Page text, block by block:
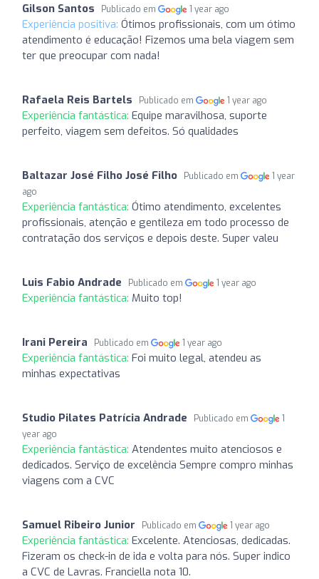
Gilson Santos Publicado em 1 year ago
Experiência positiva: Ótimos profissionais, com um ótimo
atendimento é educação! Fizemos uma bela viagem sem
ter que preocupar com nada!
Rafaela Reis Bartels Publicado em 1 year ago
Experiência fantástica: Equipe maravilhosa, suporte
perfeito, viagem sem defeitos. Só qualidades
Baltazar José Filho José Filho Publicado em
1 year
ago
Experiência fantástica: Ótimo atendimento, excelentes
profissionais, atenção e gentileza em todo processo de
contratação dos serviços e depois deste. Super valeu
Luis Fabio Andrade Publicado em 1 year ago
Experiência fantástica: Muito top!
Irani Pereira Publicado em 1 year ago
Experiência fantástica: Foi muito legal, atendeu as
minhas expectativas
Studio Pilates Patrícia Andrade Publicado em
1
year ago
Experiência fantástica: Atendentes muito atenciosos e
dedicados. Serviço de excelência Sempre compro minhas
viagens com a CVC
Samuel Ribeiro Junior Publicado em 1 year ago
Experiência fantástica: Excelente. Atenciosas, dedicadas.
Fizeram os check-in de ida e volta para nós. Super indico
a CVC de Lavras. Franciella nota 10.